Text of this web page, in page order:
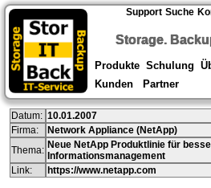
Support Suche
Storage.
Produkte Schulung
Kunden
Partner
Datum: 10.01.2007
Firma:
Network Appliance (NetApp)
Thema: Neue NetApp Produktlinie für
Informationsmanagement
Link:
https://www.netapp.com